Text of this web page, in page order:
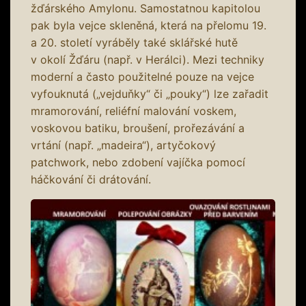
žďárského Amylonu. Samostatnou kapitolou
pak byla vejce skleněná, která na přelomu 19.
a 20. století vyráběly také sklářské hutě
v okolí Žďáru (např. v Herálci). Mezi techniky
moderní a často použitelné pouze na vejce
vyfouknutá („vejduňky“ či „pouky“) lze zařadit
mramorování, reliéfní malování voskem,
voskovou batiku, broušení, prořezávání a
vrtání (např. „madeira“), artyčokový
patchwork, nebo zdobení vajíčka pomocí
háčkování či drátování.